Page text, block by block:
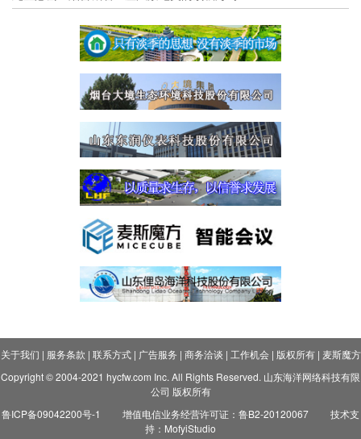
关于我们 | 服务条款 | 联系方式| 广告服务 | 商务洽谈 | 工作机会| 版权所有| 麦斯魔方
Copyright © 2004-2021 hycfw.com Inc. All Rights Reserved. 山东海洋网络科技有限
公司 版权所有
鲁ICP备09042200号-1
增值电信业务经营许可证：鲁B2-20120067
技术支
持：MofyiStudio